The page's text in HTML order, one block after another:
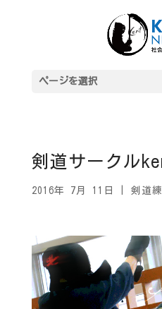
ページを選択
剣道サークル
2016年 7月 11日 剣道